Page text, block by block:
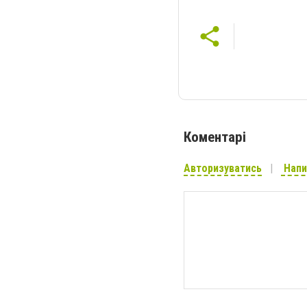
Коментарі
Авторизуватись